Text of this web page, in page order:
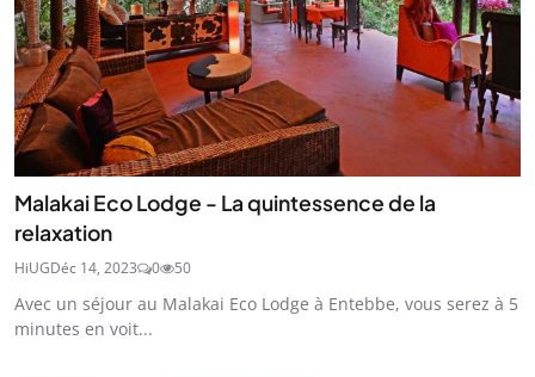
Malakai Eco Lodge - La quintessence de la
relaxation
HiUGDéc 14, 2023 0 50
Avec un séjour au Malakai Eco Lodge à Entebbe, vous serez à 5
minutes en voit...